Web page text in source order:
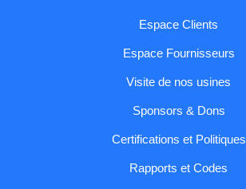
Espace Clients
Espace Fournisseurs
Visite de nos usines
Sponsors & Dons
Certifications et Politiques
Rapports et Codes